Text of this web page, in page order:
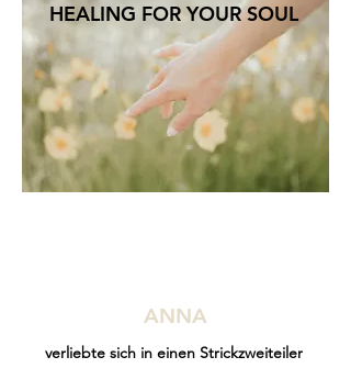
HEALING FOR YOUR SOUL
ANNA
verliebte sich in einen Strickzweiteiler